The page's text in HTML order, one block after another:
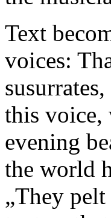
Text
voices:
this voice,
evening
the world
„They